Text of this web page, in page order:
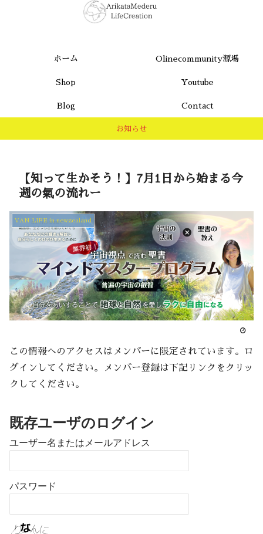
ホーム Olinecommunity源場
Shop Youtube
Blog Contact
お知らせ
【知って生かそう！】7月1日から始まる今
週の氣の流れー
VAN LIFE in newzealand
この情報へのアクセスはメンバーに限定されています。ロ
グインしてください。メンバー登録は下記リンクをクリッ
クしてください。
既存ユーザのログイン
ユーザー名またはメールアドレス
パスワード